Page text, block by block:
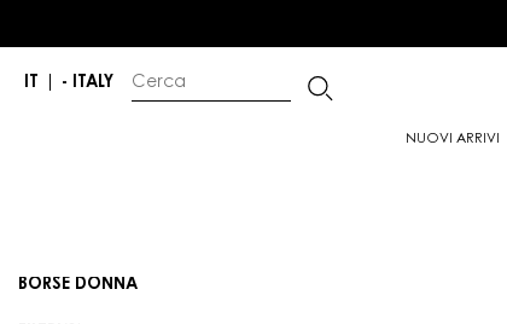
IT - ITALY
NUOVI ARRIVI
BORSE DONNA